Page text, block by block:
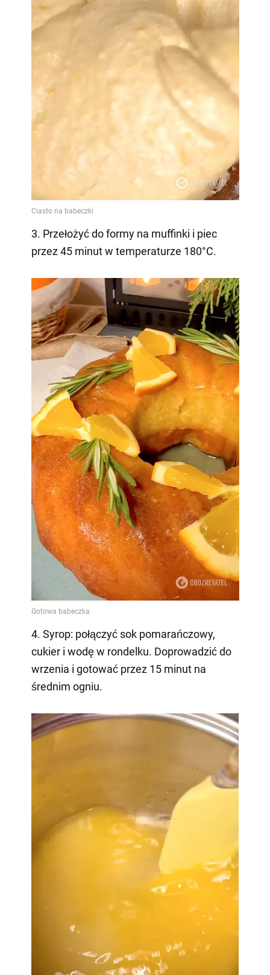
3. Przełożyć do formy na muffinki i piec
przez 45 minut w temperaturze 180°C.
4. Syrop: połączyć sok pomarańczowy,
cukier i wodę w rondelku. Doprowadzić do
wrzenia i gotować przez 15 minut na
średnim ogniu.